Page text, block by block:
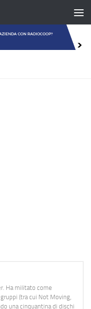
Ha militato come
(tra cui Not Moving,
una cinquantina di dischi